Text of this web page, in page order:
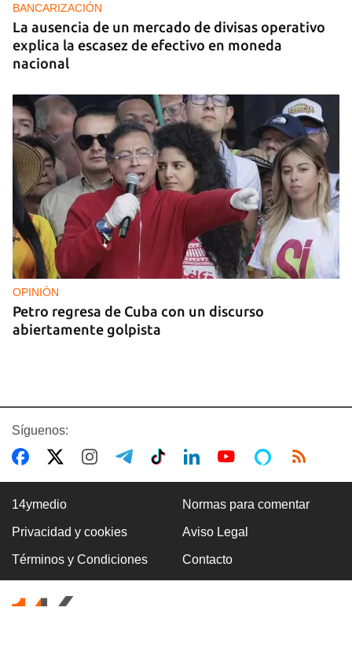
BANCARIZACIÓN
La ausencia de un mercado de divisas operativo
explica la escasez de efectivo en moneda
nacional
OPINIÓN
Petro regresa de Cuba con un discurso
abiertamente golpista
14YMEDIO
Edición impresa del 7 de agosto de 2026
Síguenos:
14ymedio Normas para comentar
Privacidad y cookies Aviso Legal
Términos y Condiciones Contacto